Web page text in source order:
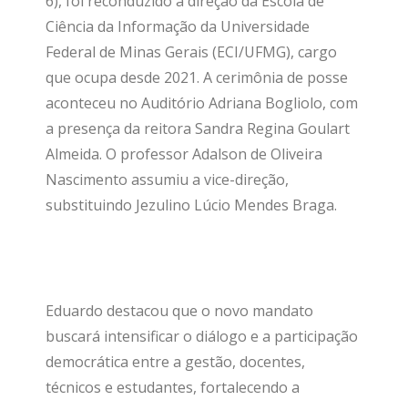
Ciência da Informação da Universidade
Federal de Minas Gerais (ECI/UFMG), cargo
que ocupa desde 2021. A cerimônia de posse
aconteceu no Auditório Adriana Bogliolo, com
a presença da reitora Sandra Regina Goulart
Almeida. O professor Adalson de Oliveira
Nascimento assumiu a vice-direção,
substituindo Jezulino Lúcio Mendes Braga.
Eduardo destacou que o novo mandato
buscará intensificar o diálogo e a participação
democrática entre a gestão, docentes,
técnicos e estudantes, fortalecendo a